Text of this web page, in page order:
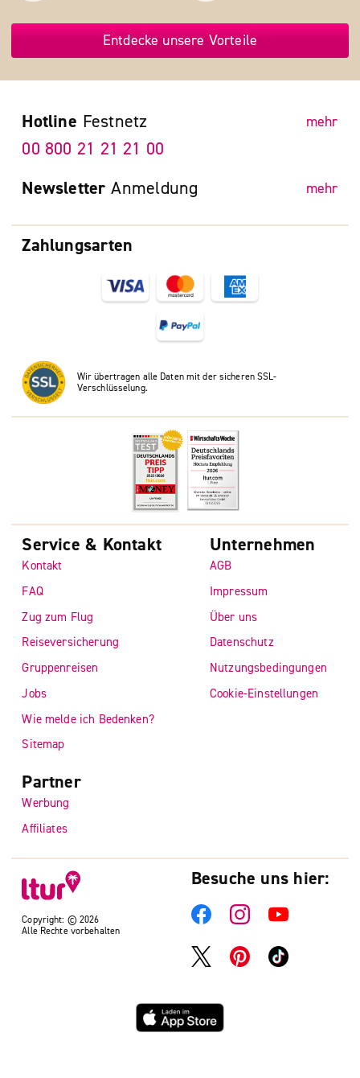
Entdecke unsere Vorteile
Zahlungsarten
Wir übertragen alle Daten mit der sicheren SSL-
Verschlüsselung.
Hotline Festnetz mehr
00 800 21 21 21 00
Newsletter Anmeldung mehr
Copyright: © 2026
Alle Rechte vorbehalten
Service & Kontakt
Kontakt
FAQ
Zug zum Flug
Reiseversicherung
Gruppenreisen
Jobs
Wie melde ich Bedenken?
Sitemap
Unternehmen
AGB
Impressum
Über uns
Datenschutz
Nutzungsbedingungen
Cookie-Einstellungen
Partner
Werbung
Affiliates
Besuche uns hier: